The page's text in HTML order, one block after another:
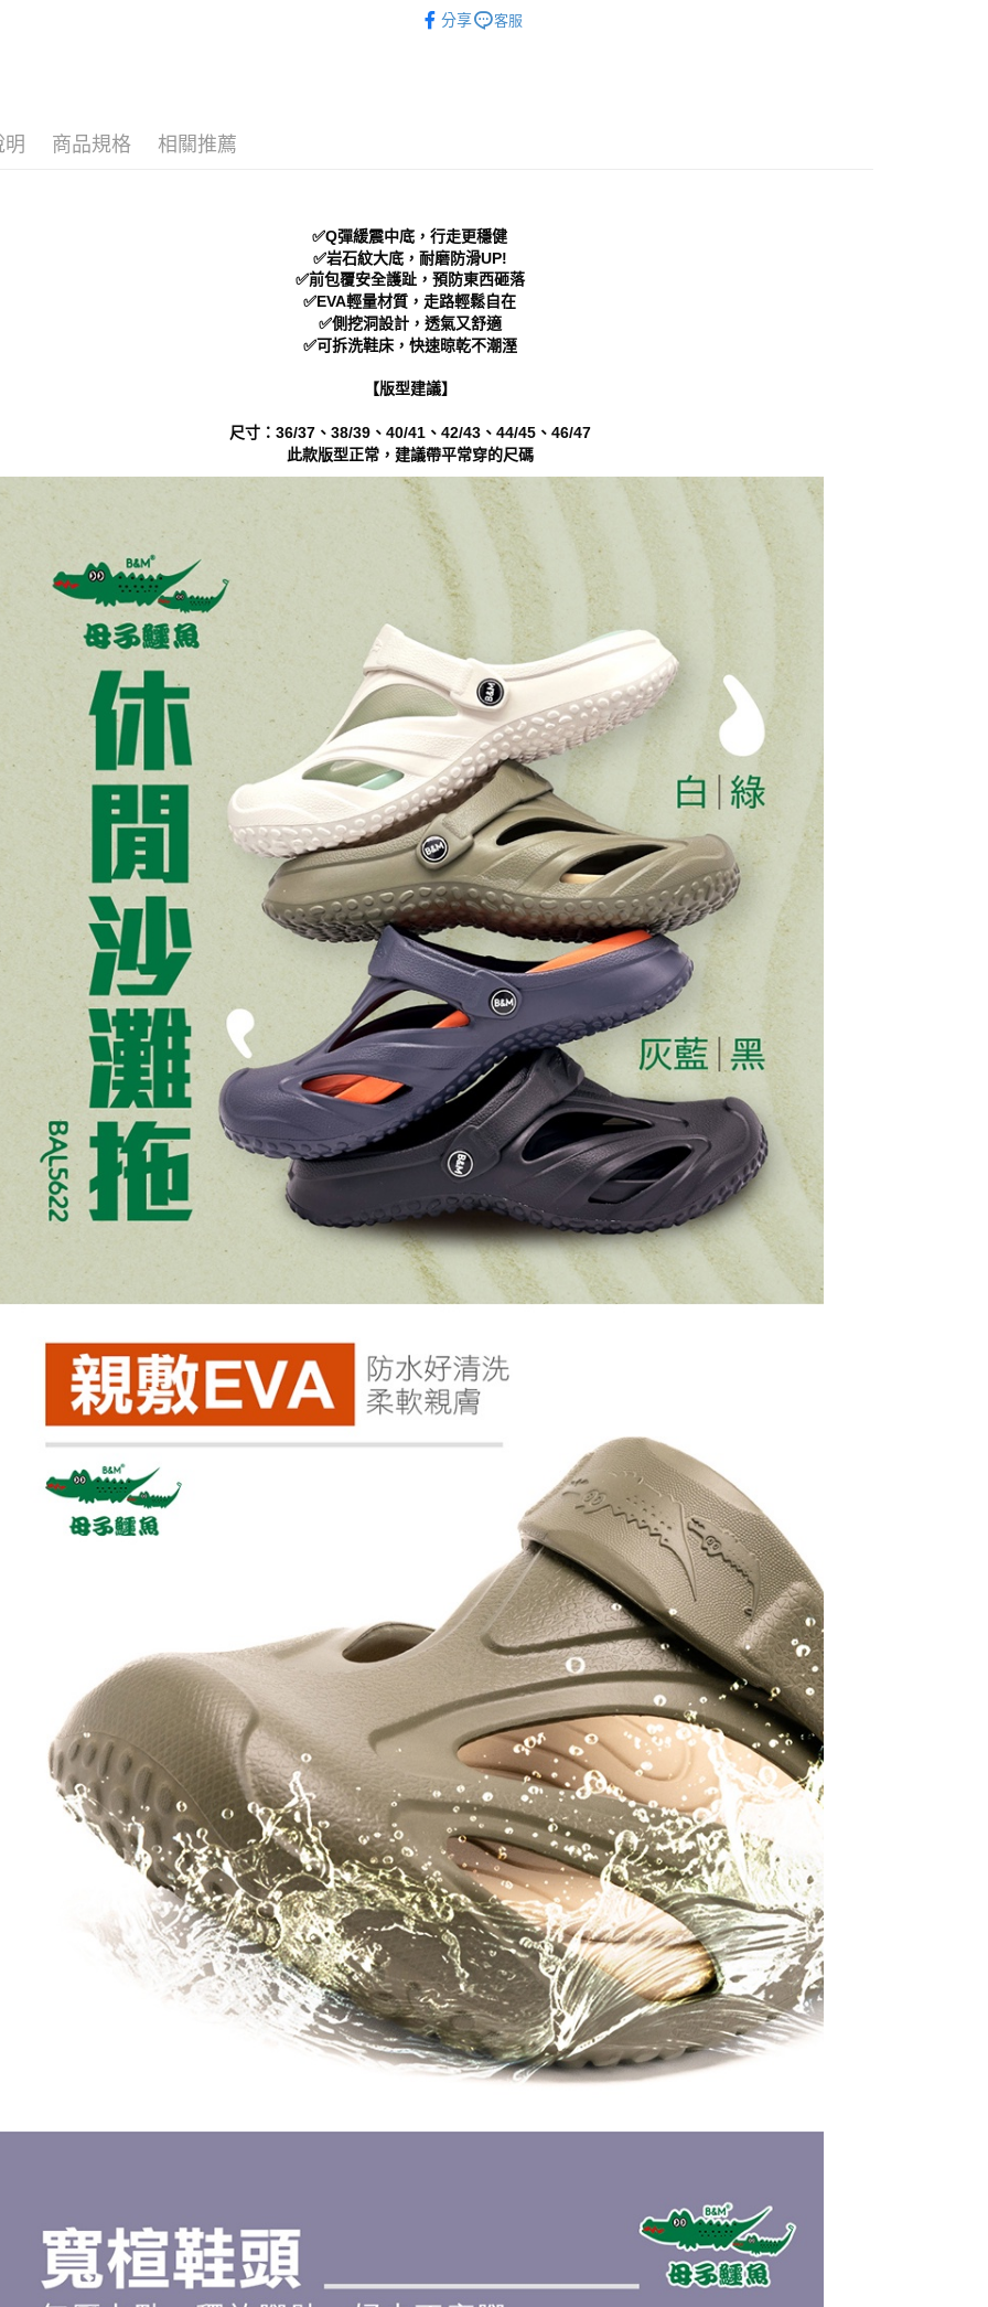
先享後付繳納相關費用。
※ 交易是否成功請以「AFTEE先享後付 」之結帳頁面顯示為準，若有關於
３．未成年的使用者請事先徵得法定代理人或監護人之同意方可使用
「AFTEE先享後付」，若未經同意申辦者引起之損失，本公司不負相關責
任。
４．使用「AFTEE先享後付」時，將依據個別帳號之用戶狀況，依本公司
即時審查核予不同之上限額度；若仍有額度不足之情形，本公司將視審查
結果請求用戶進行身份認證。
５．嚴禁一人註冊多個帳號或使用他人資訊註冊。若發現惡意使用之情
動。
每筆NT$70，滿NT$999(含以上)免運費
分享 客服
明 商品規格 相關推薦
✅Q彈緩震中底，行走更穩健
✅岩石紋大底，耐磨防滑UP!
✅前包覆安全護趾，預防東西砸落
✅EVA輕量材質，走路輕鬆自在
✅側挖洞設計，透氣又舒適
✅可拆洗鞋床，快速晾乾不潮溼
【版型建議】
尺寸：36/37、38/39、40/41、42/43、44/45、46/47
此款版型正常，建議帶平常穿的尺碼